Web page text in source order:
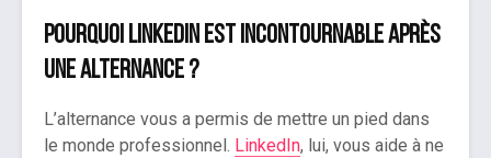
Pourquoi LinkedIn est incontournable après
une alternance ?
L’alternance vous a permis de mettre un pied dans
le monde professionnel. LinkedIn, lui, vous aide à ne